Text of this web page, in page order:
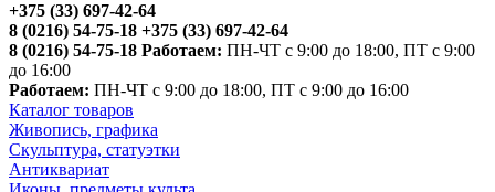
+375 (33) 697-42-64
8 (0216) 54-75-18 +375 (33) 697-42-64
8 (0216) 54-75-18 Работаем: ПН-ЧТ с 9:00 до 18:00, ПТ с 9:00
до 16:00
Работаем: ПН-ЧТ с 9:00 до 18:00, ПТ с 9:00 до 16:00
Каталог товаров
Живопись, графика
Скульптура, статуэтки
Антиквариат